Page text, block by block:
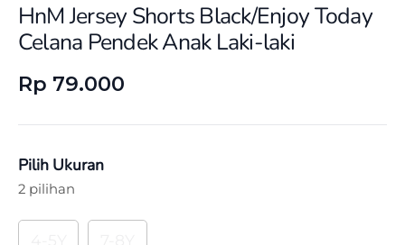
HnM Jersey Shorts Black/Enjoy Today
Celana Pendek Anak Laki-laki
Rp 79.000
Pilih Ukuran
2 pilihan